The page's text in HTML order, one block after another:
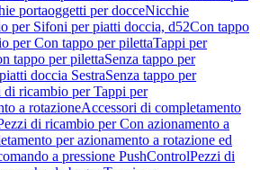
portaoggetti per docceNicchie
per Sifoni per piatti doccia, d52Con tappo
per Con tappo per pilettaTappi per
tappo per pilettaSenza tappo per
doccia SestraSenza tappo per
di ricambio per Tappi per
a rotazioneAccessori di completamento
di ricambio per Con azionamento a
per azionamento a rotazione ed
a pressione PushControlPezzi di